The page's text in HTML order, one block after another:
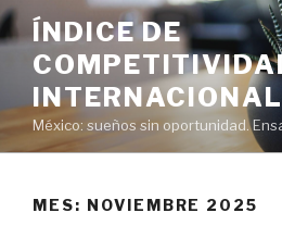
Saltar
al
contenido
ÍNDICE DE
México: sueños sin oportunidad.
MES: NOVIEMBRE 2025